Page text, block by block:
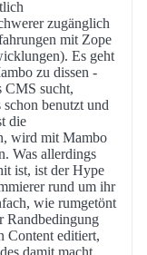
zugänglich
mit Zope
Es geht
zu dissen -
CMS sucht,
benutzt und
die
wird mit Mambo
Was allerdings
ist, ist der Hype
rund um ihr
wie rumgetönt
Randbedingung
Content editiert,